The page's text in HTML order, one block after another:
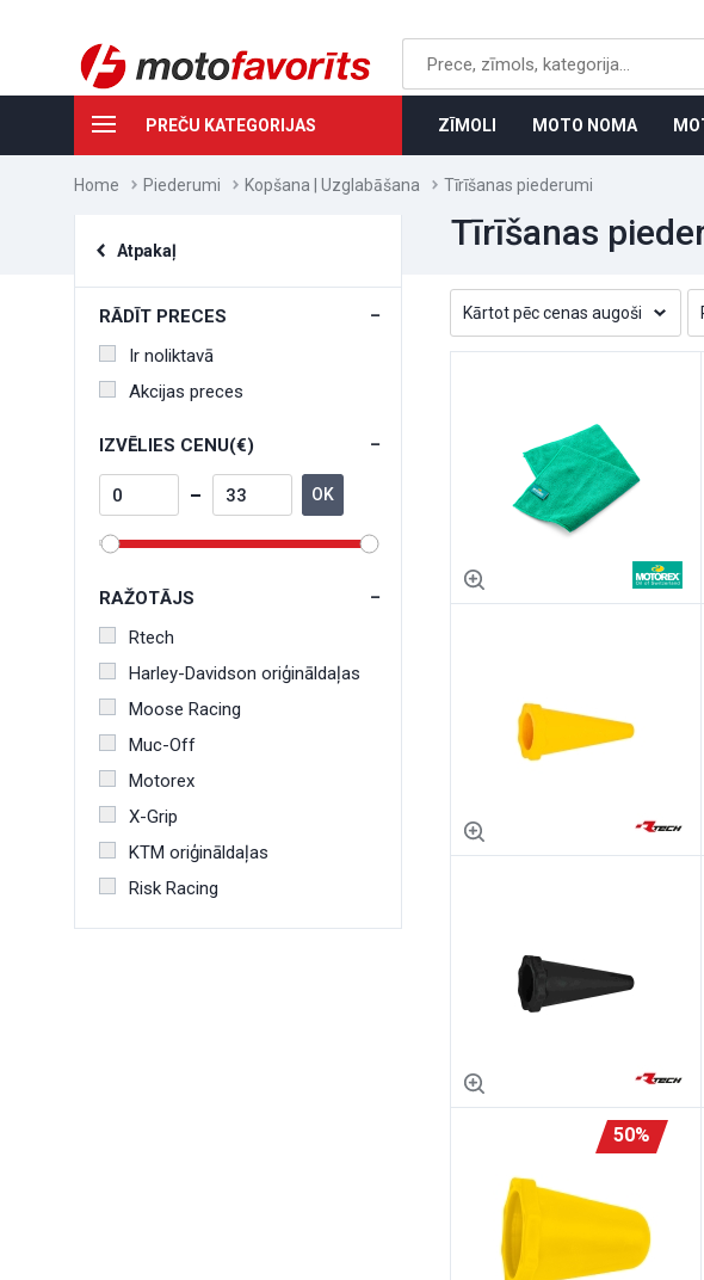
PREČU KATEGORIJAS ZĪMOLI MOTO NOMA
Home Piederumi Kopšana | Uzglabāšana Tīrīšanas piederumi
Tīrīšanas
Atpakaļ
RĀDĪT PRECES
Ir noliktavā
Akcijas preces
IZVĒLIES CENU(€)
OK
RAŽOTĀJS
Rtech
Harley-Davidson oriģināldaļas
Moose Racing
Muc-Off
Motorex
X-Grip
KTM oriģināldaļas
Risk Racing
50%